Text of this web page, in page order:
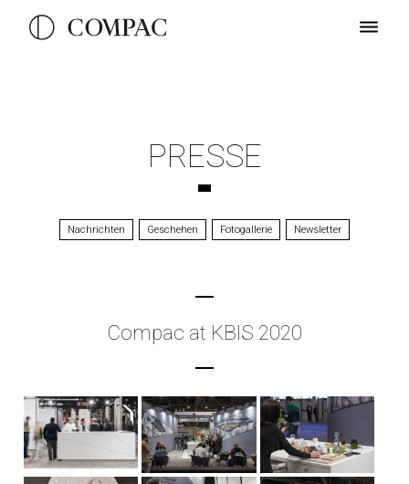
PRESSE
Nachrichten Geschehen Fotogallerie Newsletter
Compac at KBIS 2020